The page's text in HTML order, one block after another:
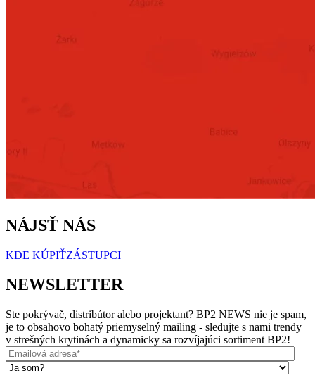
NÁJSŤ NÁS
KDE KÚPIŤZÁSTUPCI
NEWSLETTER
Ste pokrývač, distribútor alebo projektant? BP2 NEWS nie je spam,
je to obsahovo bohatý priemyselný mailing - sledujte s nami trendy
v strešných krytinách a dynamicky sa rozvíjajúci sortiment BP2!